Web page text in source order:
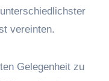
vereinten.
Gelegenheit zu